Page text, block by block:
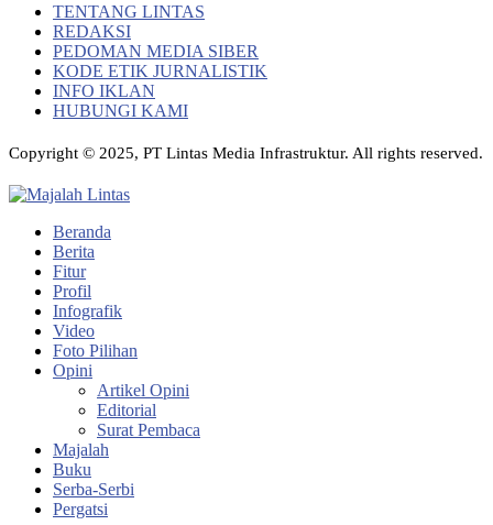
TENTANG LINTAS
REDAKSI
PEDOMAN MEDIA SIBER
KODE ETIK JURNALISTIK
INFO IKLAN
HUBUNGI KAMI
Copyright © 2025, PT Lintas Media Infrastruktur. All rights reserved.
Beranda
Berita
Fitur
Profil
Infografik
Video
Foto Pilihan
Opini
Artikel Opini
Editorial
Surat Pembaca
Majalah
Buku
Serba-Serbi
Pergatsi